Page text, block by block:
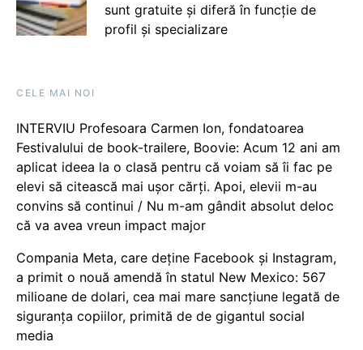
sunt gratuite și diferă în funcție de
profil și specializare
CELE MAI NOI
INTERVIU Profesoara Carmen Ion, fondatoarea
Festivalului de book-trailere, Boovie: Acum 12 ani am
aplicat ideea la o clasă pentru că voiam să îi fac pe
elevi să citească mai ușor cărți. Apoi, elevii m-au
convins să continui / Nu m-am gândit absolut deloc
că va avea vreun impact major
Compania Meta, care deține Facebook și Instagram,
a primit o nouă amendă în statul New Mexico: 567
milioane de dolari, cea mai mare sancțiune legată de
siguranța copiilor, primită de de gigantul social
media